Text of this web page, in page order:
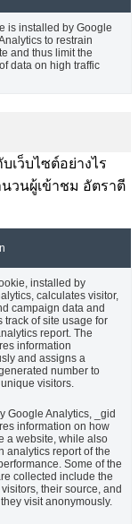
is installed by Google
to restrain
and thus limit the
data on high traffic
เว็บไซต์อย่างไร
วนผู้เข้าชม อัตราตี
installed by
calculates visitor,
campaign data and
track of site usage for
report. The
information
and assigns a
number to
visitors.
Google Analytics, _gid
information on how
a website, while also
analytics report of the
Some of the
collected include the
their source, and
visit anonymously.